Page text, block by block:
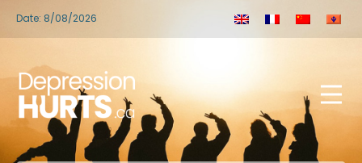
Date: 8/08/2026